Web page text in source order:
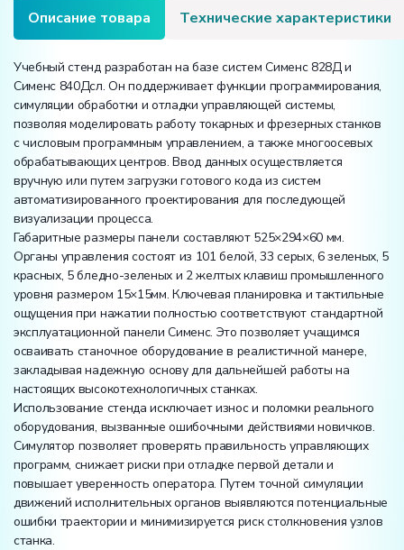
Описание товара Технические характеристики
Учебный стенд разработан на базе систем Сименс 828Д и
Сименс 840Дсл. Он поддерживает функции программирования,
симуляции обработки и отладки управляющей системы,
позволяя моделировать работу токарных и фрезерных станков
с числовым программным управлением, а также многоосевых
обрабатывающих центров. Ввод данных осуществляется
вручную или путем загрузки готового кода из систем
автоматизированного проектирования для последующей
визуализации процесса.
Габаритные размеры панели составляют 525×294×60 мм.
Органы управления состоят из 101 белой, 33 серых, 6 зеленых, 5
красных, 5 бледно-зеленых и 2 желтых клавиш промышленного
уровня размером 15×15мм. Ключевая планировка и тактильные
ощущения при нажатии полностью соответствуют стандартной
эксплуатационной панели Сименс. Это позволяет учащимся
осваивать станочное оборудование в реалистичной манере,
закладывая надежную основу для дальнейшей работы на
настоящих высокотехнологичных станках.
Использование стенда исключает износ и поломки реального
оборудования, вызванные ошибочными действиями новичков.
Симулятор позволяет проверять правильность управляющих
программ, снижает риски при отладке первой детали и
повышает уверенность оператора. Путем точной симуляции
движений исполнительных органов выявляются потенциальные
ошибки траектории и минимизируется риск столкновения узлов
станка.